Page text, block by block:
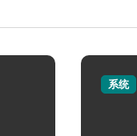
系统